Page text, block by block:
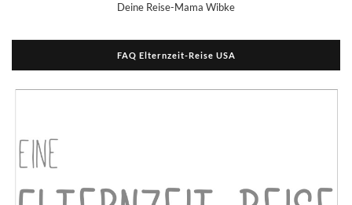
Deine Reise-Mama Wibke
FAQ Elternzeit-Reise USA